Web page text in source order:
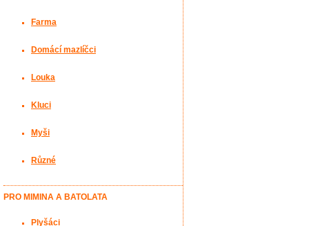
Farma
Domácí mazlíčci
Louka
Kluci
Myši
Různé
PRO MIMINA A BATOLATA
Plyšáci